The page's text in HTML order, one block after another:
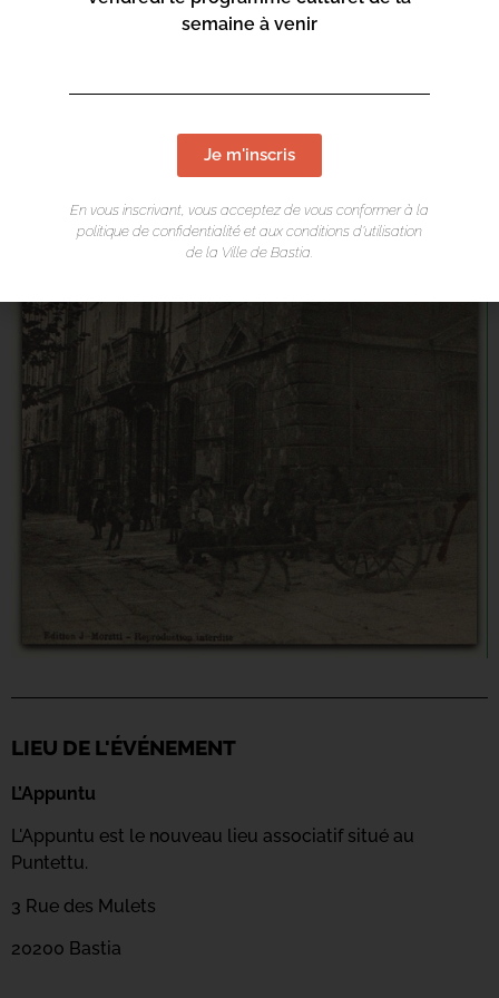
LIEU DE L'ÉVÉNEMENT
L’Appuntu
L'Appuntu est le nouveau lieu associatif situé au
Puntettu.
3 Rue des Mulets
20200 Bastia
semaine à venir
Je m'inscris
En vous inscrivant, vous acceptez de vous conformer à la
politique de confidentialité et aux conditions d’utilisation
de la Ville de Bastia.